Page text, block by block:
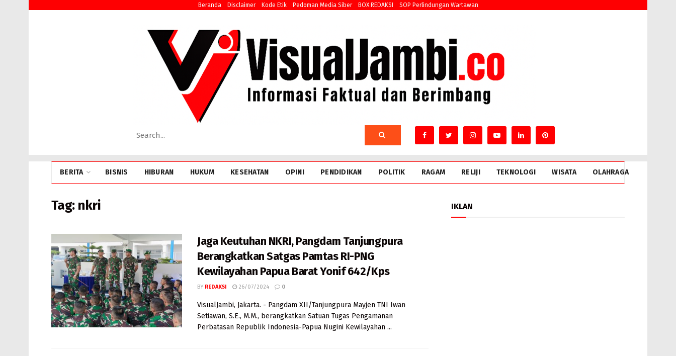
Beranda Disclaimer Kode Etik Pedoman Media Siber BOX REDAKSI SOP Perlindungan Wartawan
BERITA BISNIS HIBURAN HUKUM KESEHATAN OPINI PENDIDIKAN POLITIK RAGAM RELIJI TEKNOLOGI WISATA OLAHRAGA
Tag: nkri
Jaga Keutuhan NKRI, Pangdam Tanjungpura
Berangkatkan Satgas Pamtas RI-PNG
Kewilayahan Papua Barat Yonif 642/Kps
BY REDAKSI 26/07/2024 0
VisualJambi, Jakarta. - Pangdam XII/Tanjungpura Mayjen TNI Iwan
Setiawan, S.E., M.M., berangkatkan Satuan Tugas Pengamanan
Perbatasan Republik Indonesia-Papua Nugini Kewilayahan ...
IKLAN